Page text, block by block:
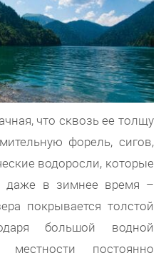
что сквозь ее толщу
форель, сигов,
водоросли, которые
даже в зимнее время –
покрывается толстой
большой водной
постоянно